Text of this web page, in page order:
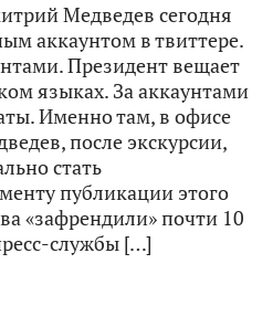
Медведев сегодня
аккаунтом в твиттере.
Президент вещает
языках. За аккаунтами
Именно там, в офисе
после экскурсии,
стать
публикации этого
«зафрендили» почти 10
службы […]